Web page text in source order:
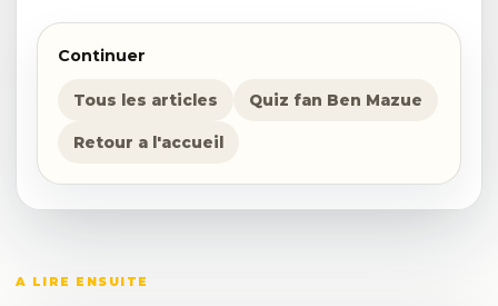
Continuer
Tous les articles Quiz fan Ben Mazue
Retour a l'accueil
A LIRE ENSUITE